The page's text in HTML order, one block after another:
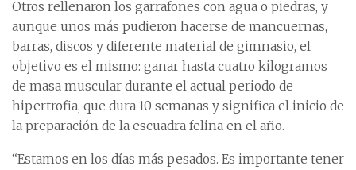
Otros rellenaron los garrafones con agua o piedras, y
aunque unos más pudieron hacerse de mancuernas,
barras, discos y diferente material de gimnasio, el
objetivo es el mismo: ganar hasta cuatro kilogramos
de masa muscular durante el actual periodo de
hipertrofia, que dura 10 semanas y significa el inicio de
la preparación de la escuadra felina en el año.
“Estamos en los días más pesados. Es importante tener